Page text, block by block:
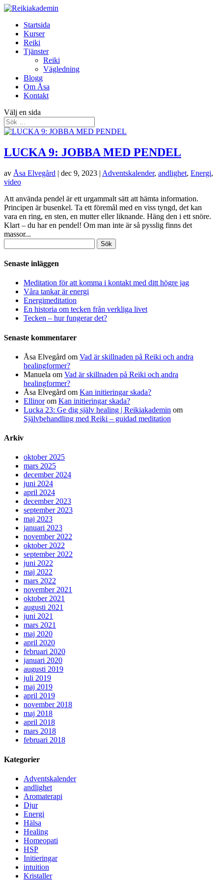
Startsida
Kurser
Reiki
Tjänster
Reiki
Vägledning
Blogg
Om Åsa
Kontakt
Välj en sida
LUCKA 9: JOBBA MED PENDEL
av Åsa Elvegård | dec 9, 2023 | Adventskalender, andlighet, Energi,
video
Att använda pendel är ett urgammalt sätt att hämta information.
Principen är busenkel. Ta ett föremål med en viss tyngd, det kan
vara en ring, en sten, en mutter eller liknande. Häng den i ett snöre.
Klart – du har en pendel! Om man inte är så pysslig finns det
massor...
efter:
Senaste inläggen
Meditation för att komma i kontakt med ditt högre jag
Våra tankar är energi
Energimeditation
En historia om tecken från verkliga livet
Tecken – hur fungerar det?
Senaste kommentarer
Åsa Elvegård om Vad är skillnaden på Reiki och andra
healingformer?
Manuela om Vad är skillnaden på Reiki och andra
healingformer?
Åsa Elvegård om Kan initieringar skada?
Ellinorom Kan initieringar skada?
Lucka 23: Ge dig själv healing | Reikiakademin om
Självbehandling med Reiki – guidad meditation
Arkiv
oktober 2025
mars 2025
december 2024
juni 2024
april 2024
december 2023
september 2023
maj 2023
januari 2023
november 2022
oktober 2022
september 2022
juni 2022
maj 2022
mars 2022
november 2021
oktober 2021
augusti 2021
juni 2021
mars 2021
maj 2020
april 2020
februari 2020
januari 2020
augusti 2019
juli 2019
maj 2019
april 2019
november 2018
maj 2018
april 2018
mars 2018
februari 2018
Kategorier
Adventskalender
andlighet
Aromaterapi
Djur
Energi
Hälsa
Healing
Homeopati
HSP
Initieringar
intuition
Kristaller